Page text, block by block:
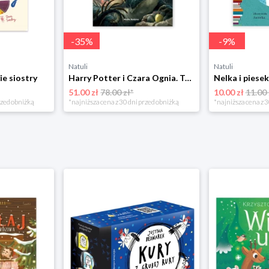
siostry
obniżką
-35%
Natuli
Harry Potter i Czara Ognia. Tom 4 Media rodzina
51.00 zł78.00 zł*
*najniższa cena z 30 dni przed obniżką
-9%
Natuli
10.00 zł11.00
*najniższa cena z